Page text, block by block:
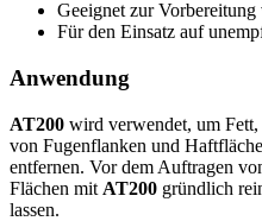
Geeignet zur
Für den Einsatz auf
Anwendung
AT200 wird verwendet, um
von Fugenflanken und
entfernen. Vor dem Auftragen
Flächen mit AT200 gründlich
lassen.